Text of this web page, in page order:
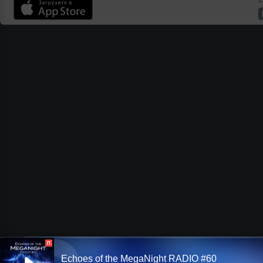
П
Echoes of the MegaNight RADIO #60